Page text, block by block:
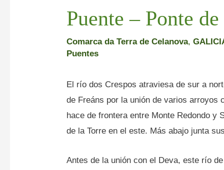
Puente – Ponte
Comarca da Terra de Celanova,
Puentes
El río dos Crespos atraviesa de sur a
de Freáns por la unión de varios arroyos
hace de frontera entre Monte Redondo y
de la Torre en el este. Más abajo junta
Antes de la unión con el Deva, este río